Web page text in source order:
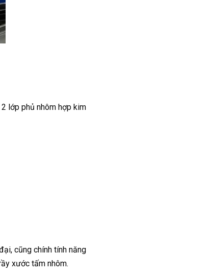
lớp phủ nhôm hợp kim
cũng chính tính năng
xước tấm nhôm.